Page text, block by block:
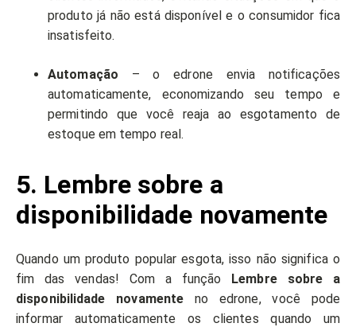
produto já não está disponível e o consumidor fica
insatisfeito.
Automação – o edrone envia notificações
automaticamente, economizando seu tempo e
permitindo que você reaja ao esgotamento de
estoque em tempo real.
5. Lembre sobre a
disponibilidade novamente
Quando um produto popular esgota, isso não significa o
fim das vendas! Com a função Lembre sobre a
disponibilidade novamente no edrone, você pode
informar automaticamente os clientes quando um